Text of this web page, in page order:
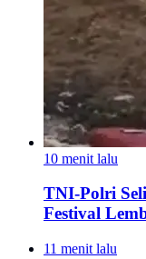
10 menit lalu
TNI-Polri
Festival
11 menit lalu